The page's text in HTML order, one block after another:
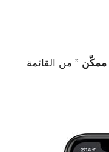
ممكّن ” من القائمة